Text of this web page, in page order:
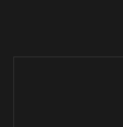
824,
Kanada’da
Endonezya’da